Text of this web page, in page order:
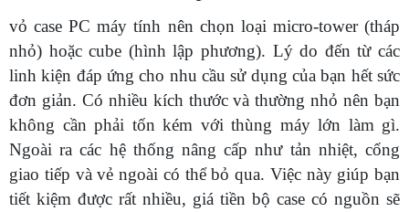
vỏ case PC máy tính nên chọn loại micro-tower (tháp
nhỏ) hoặc cube (hình lập phương). Lý do đến từ các
linh kiện đáp ứng cho nhu cầu sử dụng của bạn hết sức
đơn giản. Có nhiều kích thước và thường nhỏ nên bạn
không cần phải tốn kém với thùng máy lớn làm gì.
Ngoài ra các hệ thống nâng cấp như tản nhiệt, cổng
giao tiếp và vẻ ngoài có thể bỏ qua. Việc này giúp bạn
tiết kiệm được rất nhiều, giá tiền bộ case có nguồn sẽ